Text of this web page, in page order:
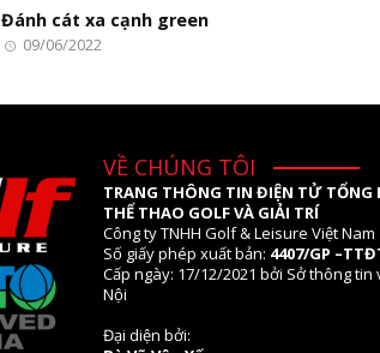
Đánh cát xa cạnh green
09/06/2022
VỀ CHÚNG TÔI
TRANG THÔNG TIN ĐIỆN TỬ TỔNG
THỂ THAO GOLF VÀ GIẢI TRÍ
Công ty TNHH Golf & Leisure Việt Nam
Số giấy phép xuất bản: 4407/GP
Cấp ngày: 17/12/2021 bởi Sở thông
Nội
Đại diện bởi: